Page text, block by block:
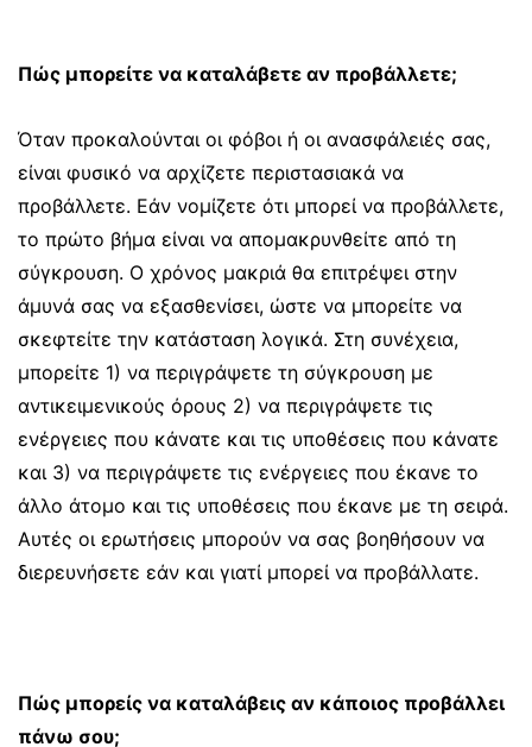
Πώς μπορείτε να καταλάβετε αν προβάλλετε;
Όταν προκαλούνται οι φόβοι ή οι ανασφάλειές σας,
είναι φυσικό να αρχίζετε περιστασιακά να
προβάλλετε. Εάν νομίζετε ότι μπορεί να προβάλλετε,
το πρώτο βήμα είναι να απομακρυνθείτε από τη
σύγκρουση. Ο χρόνος μακριά θα επιτρέψει στην
άμυνά σας να εξασθενίσει, ώστε να μπορείτε να
σκεφτείτε την κατάσταση λογικά. Στη συνέχεια,
μπορείτε 1) να περιγράψετε τη σύγκρουση με
αντικειμενικούς όρους 2) να περιγράψετε τις
ενέργειες που κάνατε και τις υποθέσεις που κάνατε
και 3) να περιγράψετε τις ενέργειες που έκανε το
άλλο άτομο και τις υποθέσεις που έκανε με τη σειρά.
Αυτές οι ερωτήσεις μπορούν να σας βοηθήσουν να
διερευνήσετε εάν και γιατί μπορεί να προβάλλατε.
Πώς μπορείς να καταλάβεις αν κάποιος προβάλλει
πάνω σου;